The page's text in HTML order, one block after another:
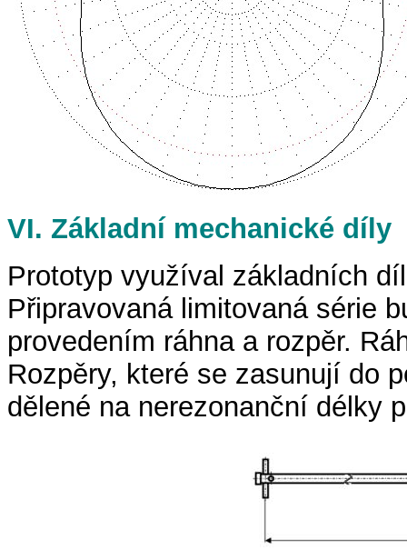
VI. Základní mechanické díly
Prototyp využíval základních
Připravovaná limitovaná série
provedením ráhna a rozpěr.
Rozpěry, které se zasunují do
dělené na nerezonanční délky